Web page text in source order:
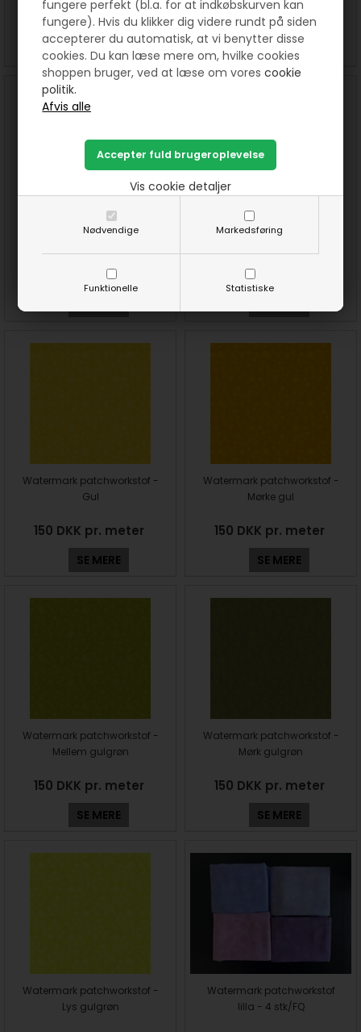
fungere perfekt (bl.a. for at indkøbskurven kan
fungere). Hvis du klikker dig videre rundt på siden
accepterer du automatisk, at vi benytter disse
cookies. Du kan læse mere om, hvilke cookies
shoppen bruger, ved at læse om vorescookie
politik.
Nødvendige Markedsføring
Funktionelle Statistiske
Vis cookie detaljer
150 DKK pr. meter
SE MERE
150 DKK pr. meter
SE MERE
Watermark patchworkstof -
150 DKK pr. meter
Watermark patchworkstof -
150 DKK pr. meter
Watermark patchworkstof -
Gul
150 DKK pr. meter
SE MERE
Watermark patchworkstof -
Mørke gul
150 DKK pr. meter
SE MERE
Watermark patchworkstof -
Mellem gulgrøn
150 DKK pr. meter
SE MERE
Watermark patchworkstof -
Mørk gulgrøn
150 DKK pr. meter
SE MERE
Watermark patchworkstof -
Lys gulgrøn
Watermark patchworkstof
lilla - 4 stk/FQ